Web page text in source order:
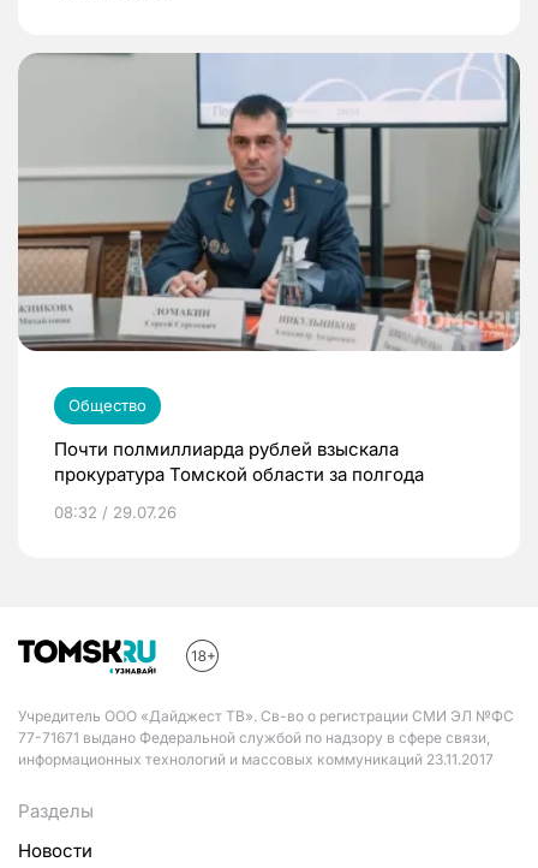
Общество
Почти полмиллиарда рублей взыскала
прокуратура Томской области за полгода
08:32 / 29.07.26
Учредитель ООО «Дайджест ТВ». Св-во о регистрации СМИ ЭЛ №ФС
77-71671 выдано Федеральной службой по надзору в сфере связи,
информационных технологий и массовых коммуникаций 23.11.2017
Разделы
Новости